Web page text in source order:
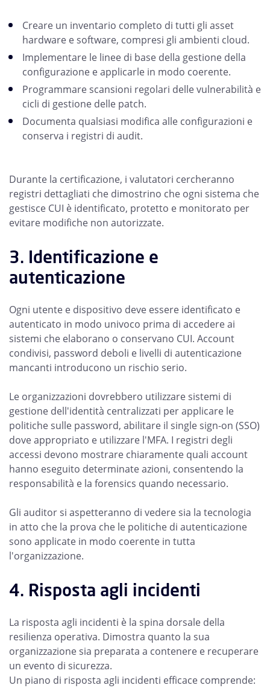
Creare un inventario completo di tutti gli asset
hardware e software, compresi gli ambienti cloud.
Implementare le linee di base della gestione della
configurazione e applicarle in modo coerente.
Programmare scansioni regolari delle vulnerabilità e
cicli di gestione delle patch.
Documenta qualsiasi modifica alle configurazioni e
conserva i registri di audit.
Durante la certificazione, i valutatori cercheranno
registri dettagliati che dimostrino che ogni sistema che
gestisce CUI è identificato, protetto e monitorato per
evitare modifiche non autorizzate.
3. Identificazione e
autenticazione
Ogni utente e dispositivo deve essere identificato e
autenticato in modo univoco prima di accedere ai
sistemi che elaborano o conservano CUI. Account
condivisi, password deboli e livelli di autenticazione
mancanti introducono un rischio serio.
Le organizzazioni dovrebbero utilizzare sistemi di
gestione dell'identità centralizzati per applicare le
politiche sulle password, abilitare il single sign-on (SSO)
dove appropriato e utilizzare l'MFA. I registri degli
accessi devono mostrare chiaramente quali account
hanno eseguito determinate azioni, consentendo la
responsabilità e la forensics quando necessario.
Gli auditor si aspetteranno di vedere sia la tecnologia
in atto che la prova che le politiche di autenticazione
sono applicate in modo coerente in tutta
l'organizzazione.
4. Risposta agli incidenti
La risposta agli incidenti è la spina dorsale della
resilienza operativa. Dimostra quanto la sua
organizzazione sia preparata a contenere e recuperare
un evento di sicurezza.
Un piano di risposta agli incidenti efficace comprende: